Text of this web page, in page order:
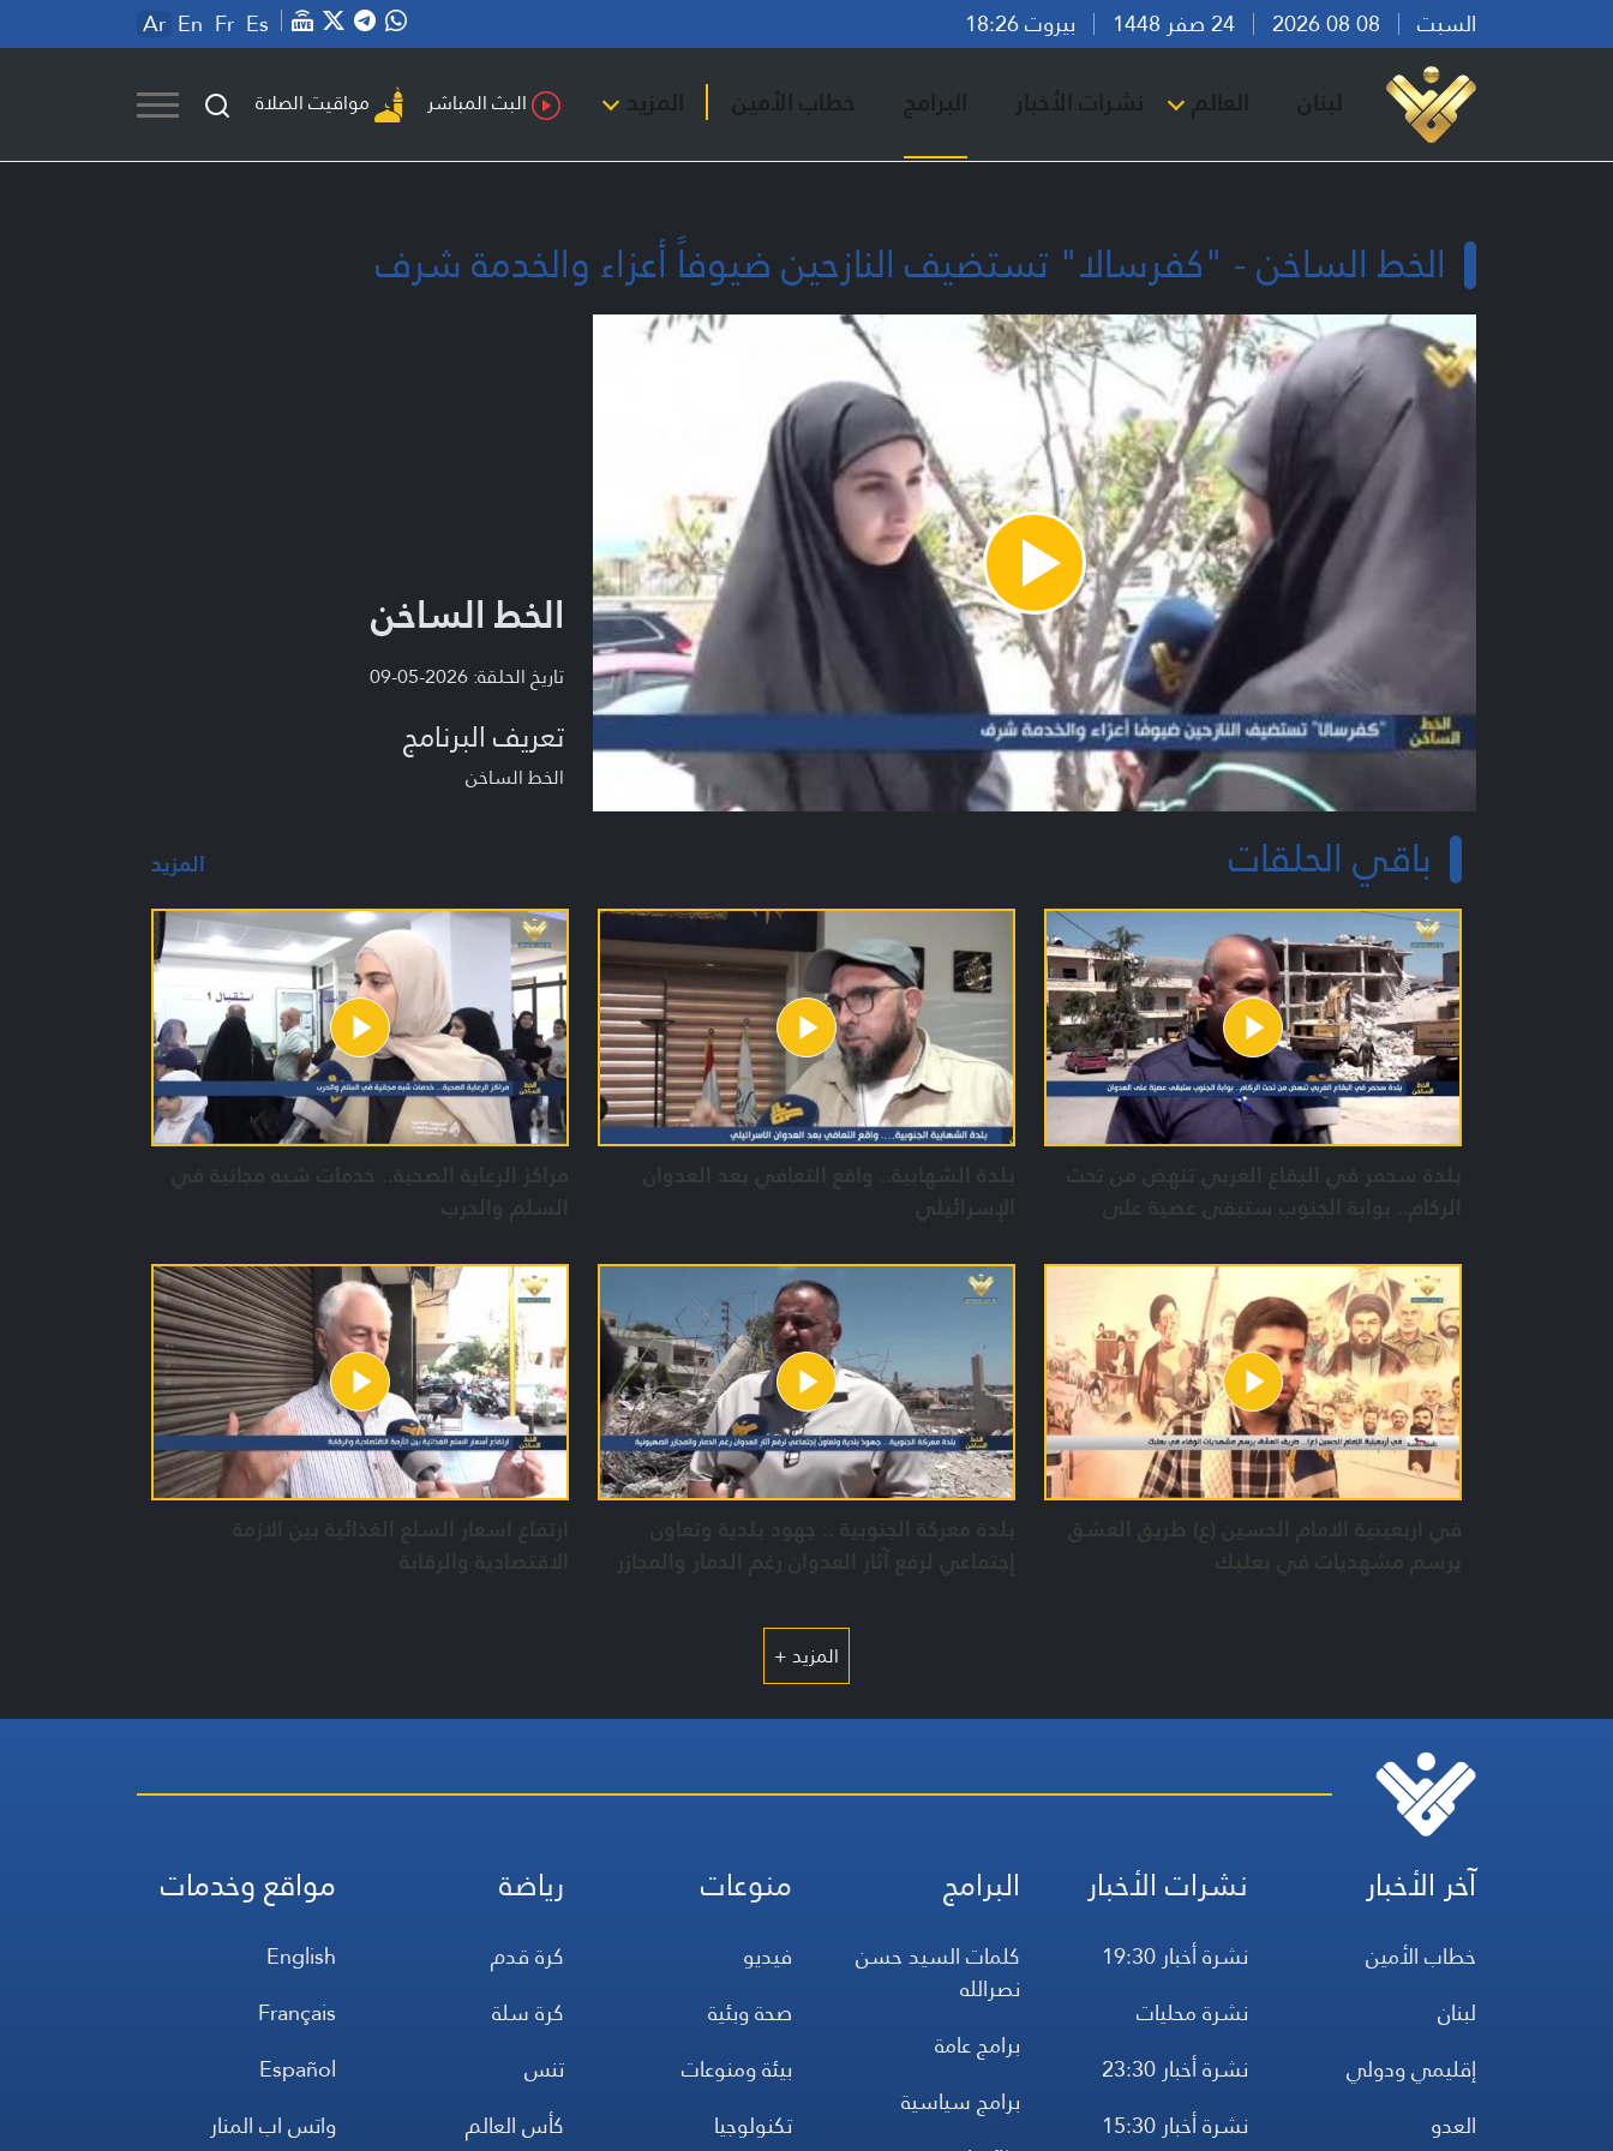
السبت بيروت 18:26 Ar En Fr Es
لبنان العالم نشرات الأخبار البرامج خطاب الأمين المزيد البث المباشر مواقيت الصلاة
الخط الساخن - "كفرسالا" تستضيف النازحين ضيوفاً أعزاء والخدمة شرف
Play
Video
الخط الساخن
تاريخ الحلقة: 2026-05-09
تعريف البرنامج
الخط الساخن
باقي الحلقات المزيد
بلدة سحمر في البقاع الغربي تنهض من تحت
الركام.. بوابة الجنوب ستبقى عصية على
بلدة الشهابية.. واقع التعافي بعد العدوان
الإسرائيلي
مراكز الرعاية الصحية.. خدمات شبه مجانية في
السلم والحرب
في اربعينية الامام الحسين (ع) طريق العشق
يرسم مشهديات في بعلبك
بلدة معركة الجنوبية .. جهود بلدية وتعاون
إجتماعي لرفع آثار العدوان رغم الدمار والمجازر
ارتفاع اسعار السلع الغذائية بين الازمة
الاقتصادية والرقابة
المزيد +
آخر الأخبار
خطاب الأمين
لبنان
إقليمي ودولي
العدو
نشرات الأخبار
نشرة أخبار 19:30
نشرة محليات
نشرة أخبار 23:30
نشرة أخبار 15:30
البرامج
كلمات السيد حسن
نصرالله
برامج عامة
برامج سياسية
منوعات
فيديو
صحة وبئية
بيئة ومنوعات
تكنولوجيا
رياضة
كرة قدم
كرة سلة
تنس
كأس العالم
مواقع وخدمات
English
Français
Español
واتس اب المنار